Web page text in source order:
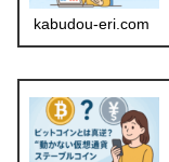
kabudou-eri.com